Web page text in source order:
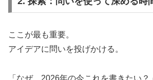
ここが最も重要。
アイデアに問いを投げかける。
「なぜ、2026年の今これを書きたい？